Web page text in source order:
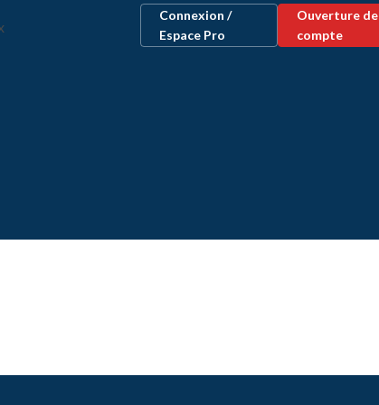
Connexion /
Espace Pro
Ouverture de
compte